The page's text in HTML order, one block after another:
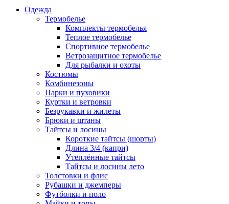
Одежда
Термобелье
Комплекты термобелья
Теплое термобелье
Спортивное термобелье
Ветрозащитное термобелье
Для рыбалки и охоты
Костюмы
Комбинезоны
Парки и пуховики
Куртки и ветровки
Безрукавки и жилеты
Брюки и штаны
Тайтсы и лосины
Короткие тайтсы (шорты)
Длина 3/4 (капри)
Утеплённые тайтсы
Тайтсы и лосины лето
Толстовки и флис
Рубашки и джемперы
Футболки и поло